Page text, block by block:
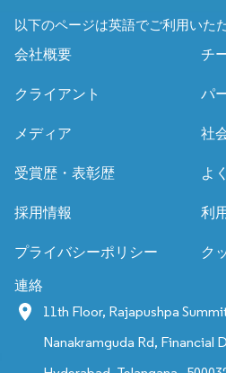
以下のページは英語でご利用いた
会社概要
チ
クライアント パ
メディア 社
受賞歴・表彰歴 よ
採用情報 利
プライバシーポリシー ク
連絡
11th Floor, Rajapushpa
Nanakramguda Rd, Financial